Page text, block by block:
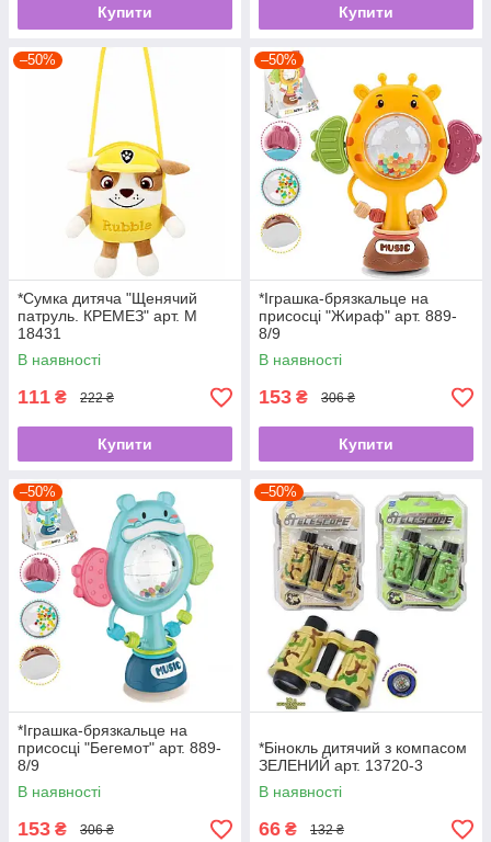
Купити Купити
–50%
*Сумка дитяча "Щенячий
патруль. КРЕМЕЗ" арт. M
18431
В наявності
111 ₴ 222 ₴
Купити
–50%
*Іграшка-брязкальце на
присосці "Жираф" арт. 889-
8/9
В наявності
153 ₴ 306 ₴
Купити
–50%
*Іграшка-брязкальце на
присосці "Бегемот" арт. 889-
8/9
В наявності
153 ₴ 306 ₴
–50%
*Бінокль дитячий з компасом
ЗЕЛЕНИЙ арт. 13720-3
В наявності
66 ₴ 132 ₴